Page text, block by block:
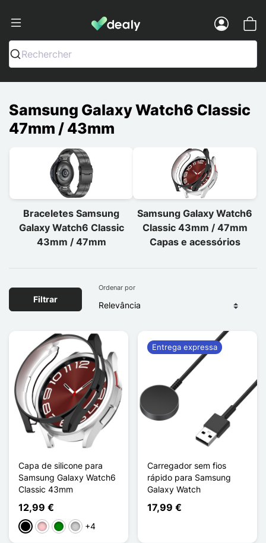
Dealy - Capas e acessórios para
Rechercher
Samsung Galaxy Watch6 Classic
47mm / 43mm
Braceletes Samsung
Galaxy Watch6 Classic
43mm / 47mm
Samsung Galaxy Watch6
Classic 43mm / 47mm
Capas e acessórios
Filtrar
Ordenar por
Capa de silicone para
Samsung Galaxy Watch6
Classic 43mm
12,99 €
PretoRosaVerdePrata+4
Carregador sem fios
rápido para Samsung
Galaxy Watch
17,99 €
Entrega expressa